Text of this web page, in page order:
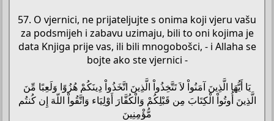
57. O vjernici, ne prijateljujte s onima koji vjeru vašu
za podsmijeh i zabavu uzimaju, bili to oni kojima je
data Knjiga prije vas, ili bili mnogobošci, - i Allaha se
bojte ako ste vjernici -
يَا أَيُّهَا الَّذِينَ آمَنُواْ لاَ تَتَّخِذُواْ الَّذِينَ اتَّخَذُواْ دِينَكُمْ هُزُوًا وَلَعِبًا مِّنَ
الَّذِينَ أُوتُواْ الْكِتَابَ مِن قَبْلِكُمْ وَالْكُفَّارَ أَوْلِيَاء وَاتَّقُواْ اللّهَ إِن كُنتُم
مُّؤْمِنِينَ